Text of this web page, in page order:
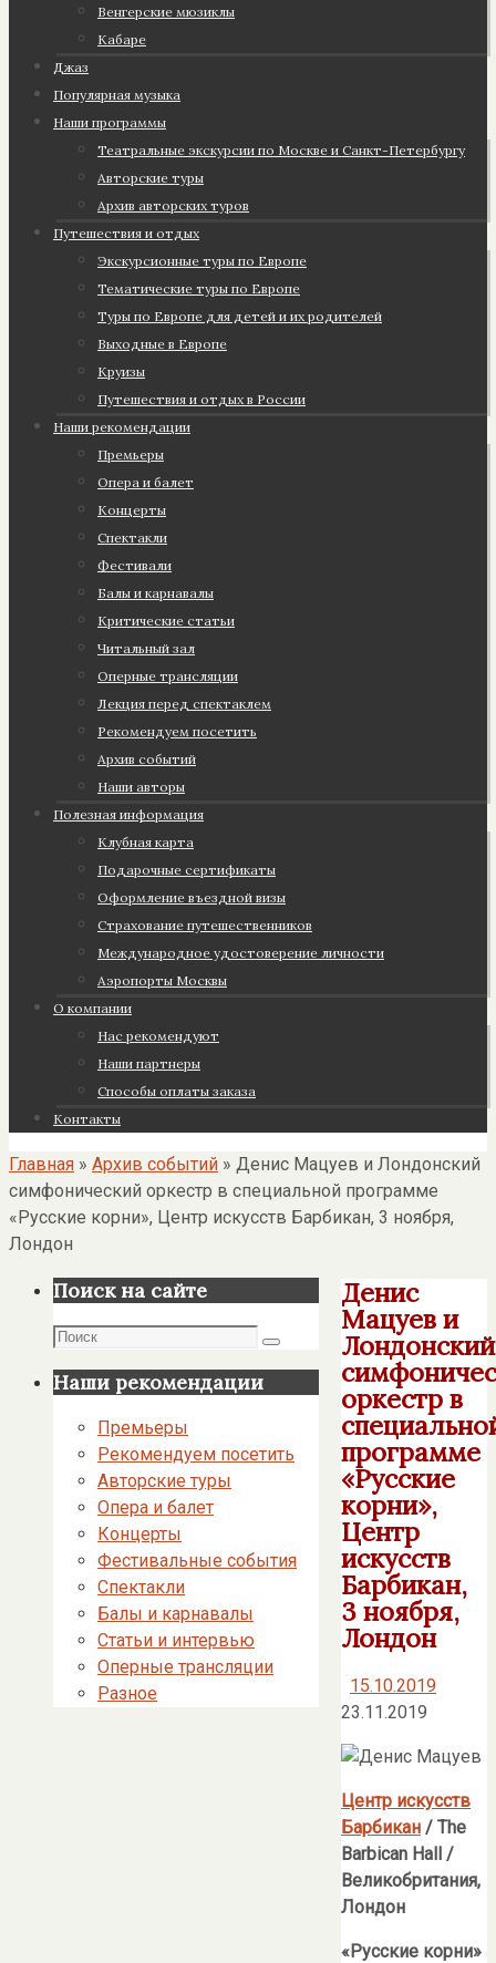
Венгерские мюзиклы
Кабаре
Джаз
Популярная музыка
Наши программы
Театральные экскурсии по Москве и Санкт-Петербургу
Авторские туры
Архив авторских туров
Путешествия и отдых
Экскурсионные туры по Европе
Тематические туры по Европе
Туры по Европе для детей и их родителей
Выходные в Европе
Круизы
Путешествия и отдых в России
Наши рекомендации
Премьеры
Опера и балет
Концерты
Спектакли
Фестивали
Балы и карнавалы
Критические статьи
Читальный зал
Оперные трансляции
Лекция перед спектаклем
Рекомендуем посетить
Архив событий
Наши авторы
Полезная информация
Клубная карта
Подарочные сертификаты
Оформление въездной визы
Страхование путешественников
Международное удостоверение личности
Аэропорты Москвы
О компании
Нас рекомендуют
Наши партнеры
Cпособы оплаты заказа
Контакты
Главная » Архив событий » Денис Мацуев и Лондонский
симфонический оркестр в специальной программе
«Русские корни», Центр искусств Барбикан, 3 ноября,
Лондон
Денис
Мацуев и
Лондонский
оркестр в
программе
«Русские
корни»,
Центр
искусств
Барбикан,
3 ноября,
Лондон
15.10.2019
23.11.2019
Центр искусств
Барбикан / The
Barbican Hall /
Великобритания,
Лондон
«Русские корни»
Поиск на сайте
Поиск
Поиск
Наши рекомендации
Премьеры
Рекомендуем посетить
Авторские туры
Опера и балет
Концерты
Фестивальные события
Спектакли
Балы и карнавалы
Статьи и интервью
Оперные трансляции
Разное